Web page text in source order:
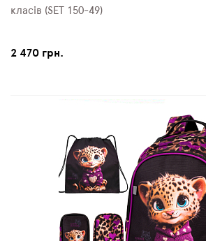
класів (SET 150-49)
2 470 грн.